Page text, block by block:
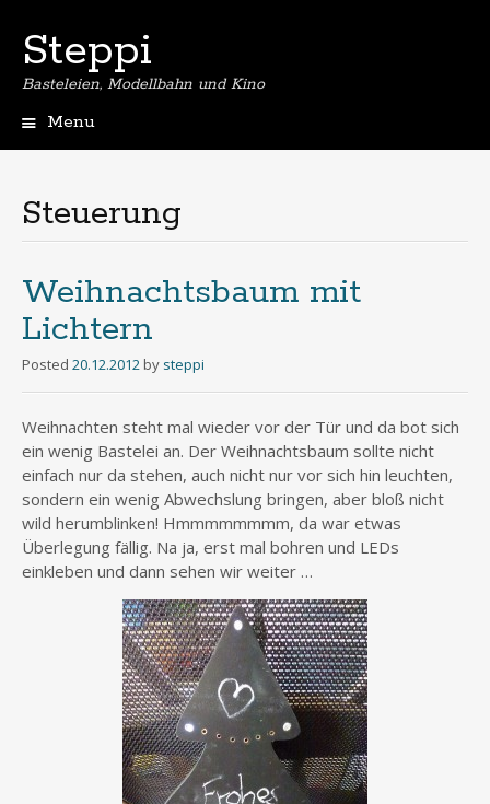
Steppi
Basteleien, Modellbahn und Kino
Menu
Steuerung
Weihnachtsbaum mit
Lichtern
Posted 20.12.2012 by steppi
Weihnachten steht mal wieder vor der Tür und da bot sich
ein wenig Bastelei an. Der Weihnachtsbaum sollte nicht
einfach nur da stehen, auch nicht nur vor sich hin leuchten,
sondern ein wenig Abwechslung bringen, aber bloß nicht
wild herumblinken! Hmmmmmmmm, da war etwas
Überlegung fällig. Na ja, erst mal bohren und LEDs
einkleben und dann sehen wir weiter …